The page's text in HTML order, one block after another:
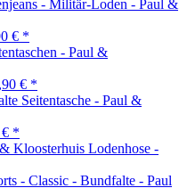
€ *
€ *
*
Lodenhose -